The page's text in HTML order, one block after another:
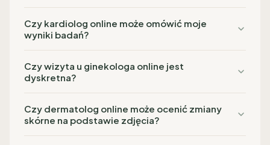
Czy kardiolog online może omówić moje
wyniki badań?
Czy wizyta u ginekologa online jest
dyskretna?
Czy dermatolog online może ocenić zmiany
skórne na podstawie zdjęcia?